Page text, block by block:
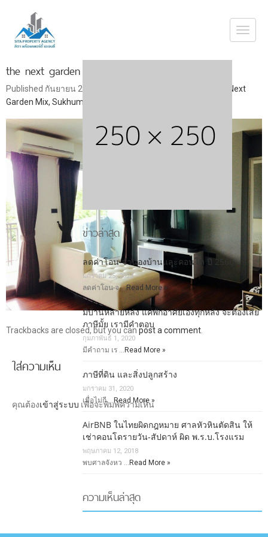
the next garden mix_๑๖๑๒๑๙_0011
Published กันยายน 21, 2018
Sale condo The Next
Garden Mix, Sukhumvit 52, near BTS On-Nut, Fully Furnished
Trackbacks are closed, but you canpost a comment.
ใส่ความเห็น
คุณต้องเข้าสู่ระบบ เพื่อจะพิมพ์ความเห็น
ข่าวล่าสุด
ลดค่าโอน-จำนองบ้านและคอนโด ปี 2566
มกราคม 25, 2023
ลดค่าโอน-จ …Read More »
มีบ้านหลายหลัง แค่พักอาศัยเองทุกหลัง จะต้องเสีย
ภาษีมั้ย เรามีคำตอบ
กุมภาพันธ์ 1, 2020
มีคำถาม เร … Read More »
ภาษีที่ดิน และสิ่งปลูกสร้าง
มกราคม 31, 2020
เมื่อไม่กี … Read More »
AirBNB ในไทยผิดกฎหมาย ศาลหัวหินตัดสิน ให้
เช่าคอนโดรายวัน-สัปดาห์ ผิด พ.ร.บ.โรงแรม
พฤษภาคม 12, 2018
พบศาลจังหว … Read More »
ความเห็นล่าสุด